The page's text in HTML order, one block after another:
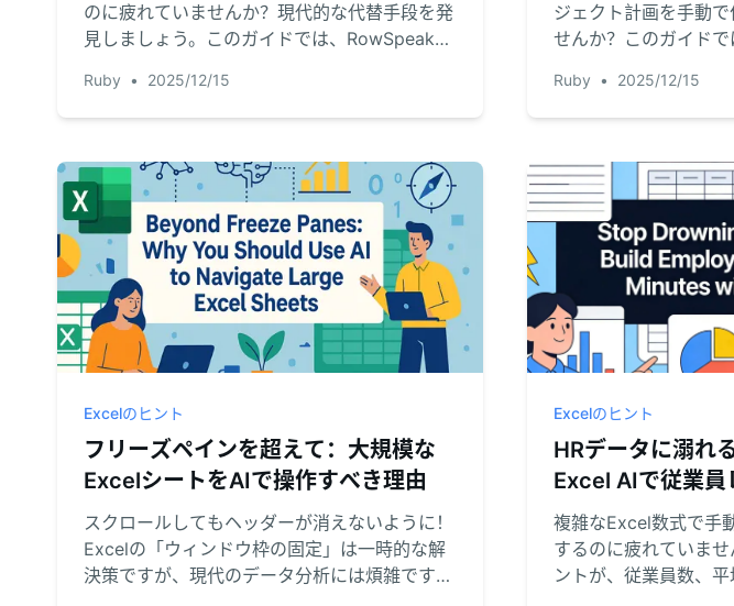
のに疲れていませんか？現代的な代替手段を発
見しましょう。このガイドでは、RowSpeakの
使用して複数のシートやファイルにわたるタス
クを自動化し、何時間もの作業を節約する方法
Ruby • 2025/12/15
ジェクト計画を手動
せんか？このガイド
す：Excel AIを使用し
トでこれらのツール
Ruby • 2025/12/15
Excelのヒント
フリーズペインを超えて：大規模な
ExcelシートをAIで操作すべき理由
スクロールしてもヘッダーが消えないように！
Excelの「ウィンドウ枠の固定」は一時的な解
決策ですが、現代のデータ分析には煩雑です。
Excelのヒント
HRデータに溺れ
Excel AIで従業員
成
複雑なExcel数式で手
するのに疲れていま
ントが、従業員数、